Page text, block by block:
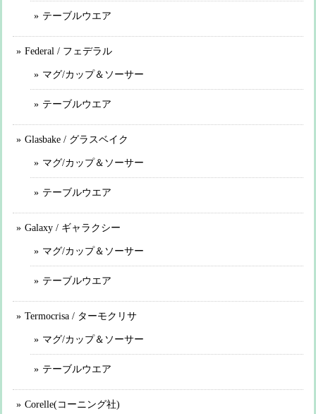
テーブルウエア
Federal / フェデラル
マグ/カップ＆ソーサー
テーブルウエア
Glasbake / グラスベイク
マグ/カップ＆ソーサー
テーブルウエア
Galaxy / ギャラクシー
マグ/カップ＆ソーサー
テーブルウエア
Termocrisa / ターモクリサ
マグ/カップ＆ソーサー
テーブルウエア
Corelle(コーニング社)